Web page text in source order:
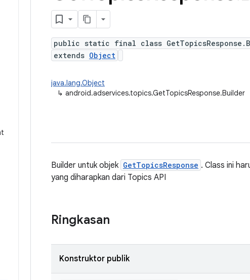
public static final class
extends Object
java.lang.Object
↳ android.adservices.topics.GetTopicsResponse.Builder
Builder untuk objek GetTopicsResponse . Class ini
yang diharapkan dari Topics API
Ringkasan
Konstruktor publik